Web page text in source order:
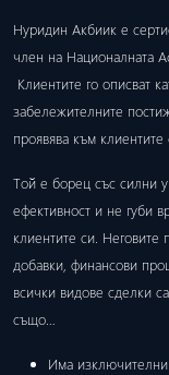
Нуридин Акбиик е
член на Националната
Клиентите го описват
забележителните
проявява към клиентите
Той е борец със силни
ефективност и не губи
клиентите си. Неговите
добавки, финансови
всички видове сделки
също…
Има